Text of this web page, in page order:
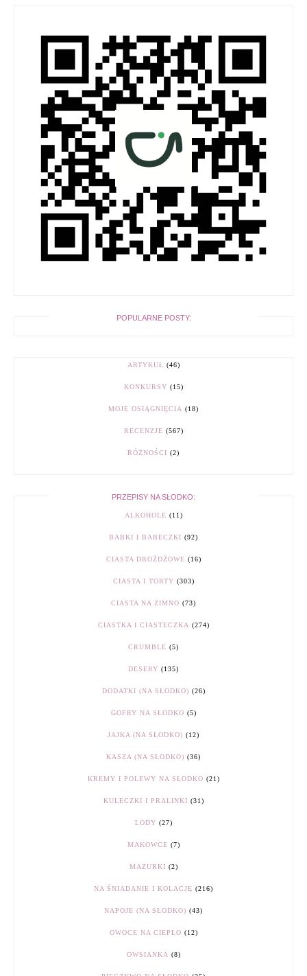
POPULARNE POSTY:
ARTYKUŁ (46)
KONKURSY (15)
MOJE OSIĄGNIĘCIA (18)
RECENZJE (567)
RÓŻNOŚCI (2)
PRZEPISY NA SŁODKO:
ALKOHOLE (11)
BABKI I BABECZKI (92)
CIASTA DROŻDŻOWE (16)
CIASTA I TORTY (303)
CIASTA NA ZIMNO (73)
CIASTKA I CIASTECZKA (274)
CRUMBLE (5)
DESERY (135)
DODATKI (NA SŁODKO) (26)
GOFRY NA SŁODKO (5)
JAJKA (NA SŁODKO) (12)
KASZA (NA SŁODKO) (36)
KREMY I POLEWY NA SŁODKO (21)
KULECZKI I PRALINKI (31)
LODY (27)
MAKOWCE (7)
MAZURKI (2)
NA ŚNIADANIE I KOLACJĘ (216)
NAPOJE (NA SŁODKO) (43)
OWOCE NA CIEPŁO (12)
OWSIANKA (8)